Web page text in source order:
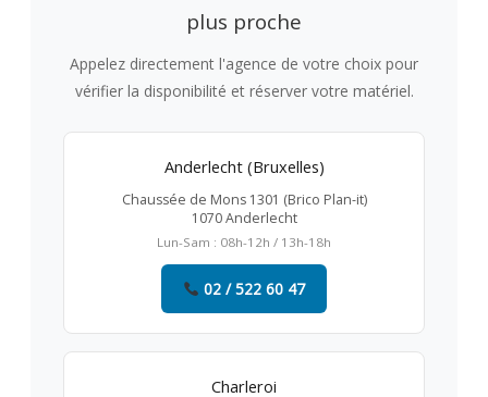
plus proche
Appelez directement l'agence de votre choix pour
vérifier la disponibilité et réserver votre matériel.
Anderlecht (Bruxelles)
Chaussée de Mons 1301 (Brico Plan-it)
1070 Anderlecht
Lun-Sam : 08h-12h / 13h-18h
02 / 522 60 47
Charleroi